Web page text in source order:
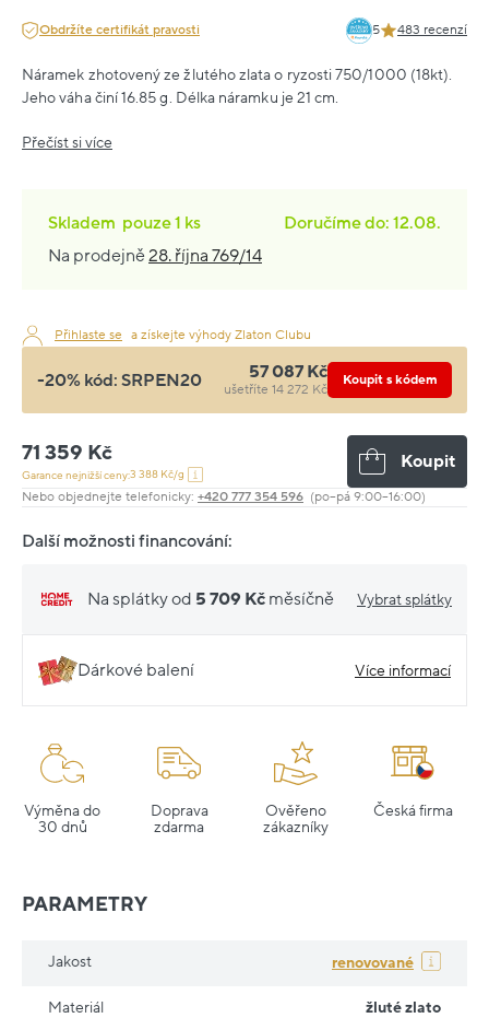
Obdržíte certifikát pravosti 5 483 recenzí
Náramek zhotovený ze žlutého zlata o ryzosti 750/1000 (18kt).
Jeho váha činí 16.85 g. Délka náramku je 21 cm.
Přečíst si více
Skladem pouze1 ks
Doručíme do: 12.08.
Na prodejně28. října 769/14
Přihlaste se a získejte výhody Zlaton Clubu
-20% kód: SRPEN20 57 087 Kč
ušetříte 14 272 Kč
Koupit s kódem
71 359 Kč
Garance nejnižší ceny:3 388 Kč/g
Koupit
Nebo objednejte telefonicky: +420 777 354 596 (po–pá 9:00–16:00)
Další možnosti financování:
Na splátky od 5 709 Kč měsíčně Vybrat splátky
Dárkové balení Více informací
Výměna do
30 dnů
Doprava
zdarma
Ověřeno
zákazníky
Česká firma
PARAMETRY
Jakost renovované
Materiál žluté zlato